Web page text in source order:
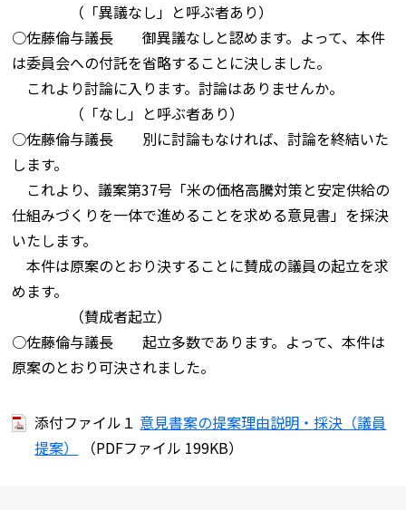
（「異議なし」と呼ぶ者あり）
○佐藤倫与議長 御異議なしと認めます。よって、本件
は委員会への付託を省略することに決しました。
これより討論に入ります。討論はありませんか。
（「なし」と呼ぶ者あり）
○佐藤倫与議長 別に討論もなければ、討論を終結いた
します。
これより、議案第37号「米の価格高騰対策と安定供給の
仕組みづくりを一体で進めることを求める意見書」を採決
いたします。
本件は原案のとおり決することに賛成の議員の起立を求
めます。
（賛成者起立）
○佐藤倫与議長 起立多数であります。よって、本件は
原案のとおり可決されました。
添付ファイル１ 意見書案の提案理由説明・採決（議員
提案）
（PDFファイル 199KB）